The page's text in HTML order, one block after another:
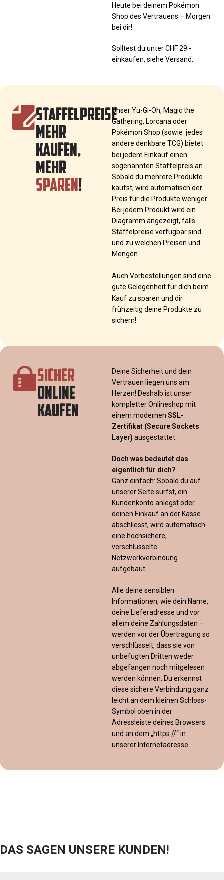
Heute bei deinem Pokémon
Shop des Vertrauens – Morgen
bei dir!
Solltest du unter CHF 29.-
einkaufen, siehe Versand.
STAFFELPREISE
MEHR
KAUFEN,
MEHR
SPAREN!
Unser Yu-Gi-Oh, Magic the
Gathering, Lorcana oder
Pokémon Shop (sowie jedes
andere denkbare TCG) bietet
bei jedem Einkauf einen
sogenannten Staffelpreis an.
Sobald du mehrere Produkte
kaufst, wird automatisch der
Preis für die Produkte weniger.
Bei jedem Produkt wird ein
Diagramm angezeigt, falls
Staffelpreise verfügbar sind
und zu welchen Preisen und
Mengen.
Auch Vorbestellungen sind eine
gute Gelegenheit für dich beim
Kauf zu sparen und dir
frühzeitig deine Produkte zu
sichern!
SICHER
ONLINE
KAUFEN
Deine Sicherheit und dein
Vertrauen liegen uns am
Herzen! Deshalb ist unser
kompletter Onlineshop mit
einem modernen SSL-
Zertifikat (Secure Sockets
Layer) ausgestattet.
Doch was bedeutet das
eigentlich für dich?
Ganz einfach: Sobald du auf
unserer Seite surfst, ein
Kundenkonto anlegst oder
deinen Einkauf an der Kasse
abschliesst, wird automatisch
eine hochsichere,
verschlüsselte
Netzwerkverbindung
aufgebaut.
Alle deine sensiblen
Informationen, wie dein Name,
deine Lieferadresse und vor
allem deine Zahlungsdaten –
werden vor der Übertragung so
verschlüsselt, dass sie von
unbefugten Dritten weder
abgefangen noch mitgelesen
werden können. Du erkennst
diese sichere Verbindung ganz
leicht an dem kleinen Schloss-
Symbol oben in der
Adressleiste deines Browsers
und an dem „https://“ in
unserer Internetadresse.
DAS SAGEN UNSERE KUNDEN!